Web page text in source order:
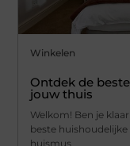
Winkelen
Ontdek de
jouw thuis
Welkom! Ben je
beste
huismus